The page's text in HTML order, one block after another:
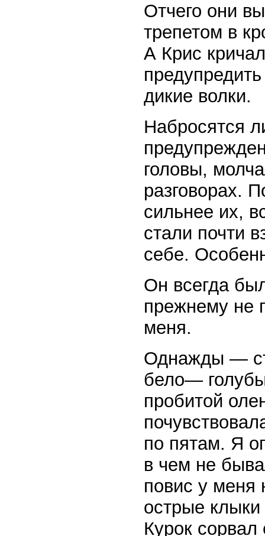
Отчего они
трепетом в
А Крис
дикие волки.
Набросятся
головы,
разговорах.
сильнее их,
стали почти
себе.
Он всегда
прежнему не
меня.
Однажды —
бело—
пробитой
по пятам. Я
в чем не
повис у меня
острые
Курок